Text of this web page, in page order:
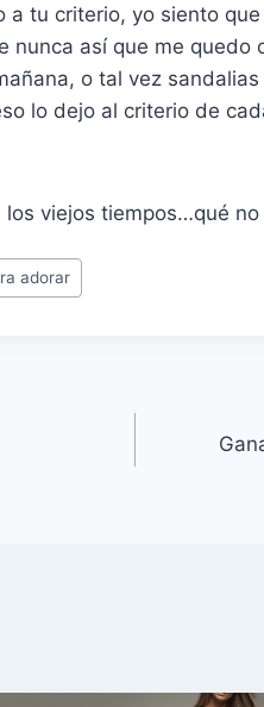
a tu criterio, yo siento
nunca así que me quedo
o tal vez
lo dejo al criterio de
viejos tiempos…qué
adorar